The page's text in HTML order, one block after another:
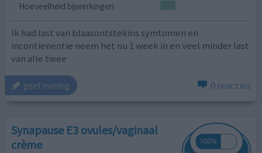
Hoeveelheid bijwerkingen
Ik had last van blaasontstekins symtomen en
incontienentie neem het nu 1 week in en veel minder last
van alle twee
geef mening 0 reacties
Synapause E3 ovules/vaginaal
crème